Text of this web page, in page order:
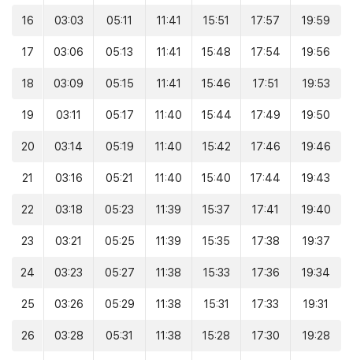
16 03:03 05:11 11:41 15:51 17:57 19:59
17 03:06 05:13 11:41 15:48 17:54 19:56
18 03:09 05:15 11:41 15:46 17:51 19:53
19 03:11 05:17 11:40 15:44 17:49 19:50
20 03:14 05:19 11:40 15:42 17:46 19:46
21 03:16 05:21 11:40 15:40 17:44 19:43
22 03:18 05:23 11:39 15:37 17:41 19:40
23 03:21 05:25 11:39 15:35 17:38 19:37
24 03:23 05:27 11:38 15:33 17:36 19:34
25 03:26 05:29 11:38 15:31 17:33 19:31
26 03:28 05:31 11:38 15:28 17:30 19:28